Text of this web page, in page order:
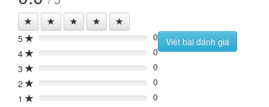
5 0%
0
4
0%
0
3
0%
0
2
0%
0
1
0% 0
Viết bài đánh giá